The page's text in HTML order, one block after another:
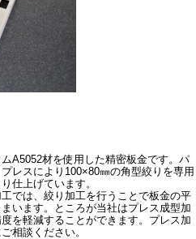
A5052材を使用した精密板金です。パ
レスにより100×80㎜の角型絞りを専用
仕上げています。
では、絞り加工を行うことで板金の平
います。ところが当社はプレス成型加
を軽減することができます。プレス加
相談ください。